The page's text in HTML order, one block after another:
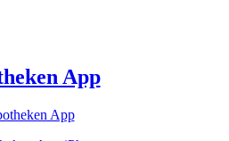
App
App